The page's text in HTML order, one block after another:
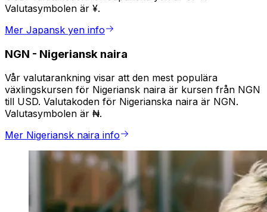
Valutasymbolen är ¥.
Mer Japansk yen info
NGN - Nigeriansk naira
Vår valutarankning visar att den mest populära
växlingskursen för Nigeriansk naira är kursen från NGN
till USD. Valutakoden för Nigerianska naira är NGN.
Valutasymbolen är ₦.
Mer Nigeriansk naira info